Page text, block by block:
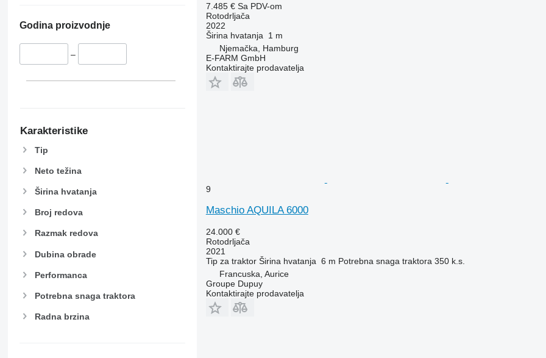
Godina proizvodnje
–
Karakteristike
Tip
Neto težina
Širina hvatanja
Broj redova
Razmak redova
Dubina obrade
Performanca
Potrebna snaga traktora
Radna brzina
7.485 € Sa PDV-om
Rotodrljača
2022
Širina hvatanja
1 m
Njemačka, Hamburg
E-FARM GmbH
Kontaktirajte prodavatelja
9
Maschio AQUILA 6000
24.000 €
Rotodrljača
2021
Tip za traktor Širina hvatanja 6 m Potrebna snaga traktora 350 k.s.
Francuska, Aurice
Groupe Dupuy
Kontaktirajte prodavatelja